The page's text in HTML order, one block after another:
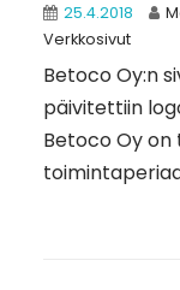
25.4.2018
Verkkosivut
Betoco Oy:n
päivitettiin
Betoco Oy on